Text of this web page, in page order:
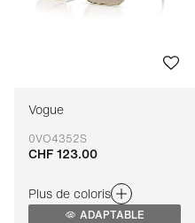
Vogue
0VO4352S
Adaptable
CHF 123.00
Plus de coloris
ADAPTABLE